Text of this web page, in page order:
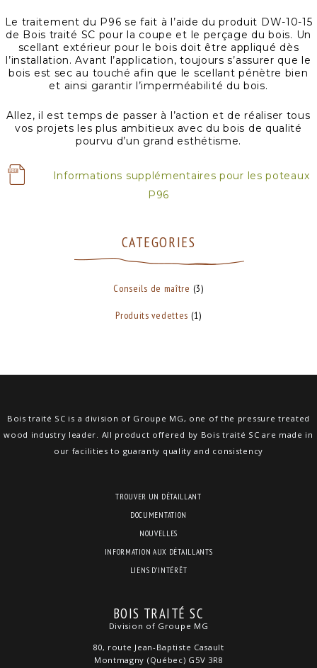
Le traitement du P96 se fait à l’aide du produit DW-10-15
de Bois traité SC pour la coupe et le perçage du bois. Un
scellant extérieur pour le bois doit être appliqué dès
l’installation. Avant l’application, toujours s’assurer que le
bois est sec au touché afin que le scellant pénètre bien
et ainsi garantir l’imperméabilité du bois.
Allez, il est temps de passer à l’action et de réaliser tous
vos projets les plus ambitieux avec du bois de qualité
pourvu d’un grand esthétisme.
Informations supplémentaires pour les poteaux
P96
CATEGORIES
Conseils de maître (3)
Produits vedettes (1)
Bois traité SC is a division of Groupe MG, one of the pressure treated
wood industry leader. All product offered by Bois traité SC are made in
our facilities to guaranty quality and consistency
TROUVER UN DÉTAILLANT
DOCUMENTATION
NOUVELLES
INFORMATION AUX DÉTAILLANTS
LIENS D’INTÉRÊT
BOIS TRAITÉ SC
Division of Groupe MG
80, route Jean-Baptiste Casault
Montmagny (Québec) G5V 3R8